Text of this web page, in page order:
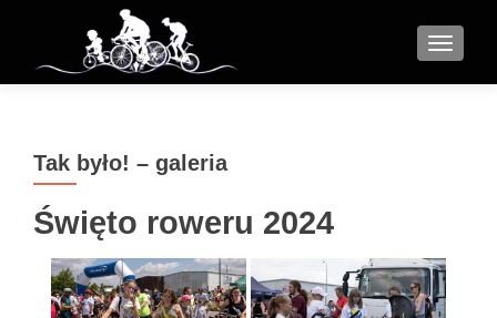
MENU
Tak było! – galeria
Święto roweru 2024